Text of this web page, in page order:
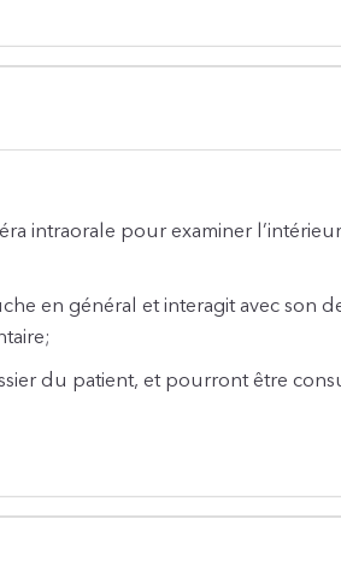
intraorale pour examiner
en général et interagit avec son
du patient, et pourront être